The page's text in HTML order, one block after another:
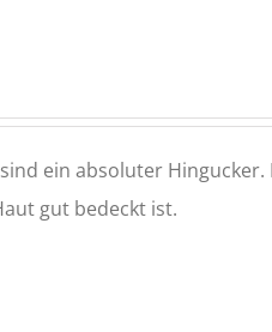
ein absoluter Hingucker.
gut bedeckt ist.